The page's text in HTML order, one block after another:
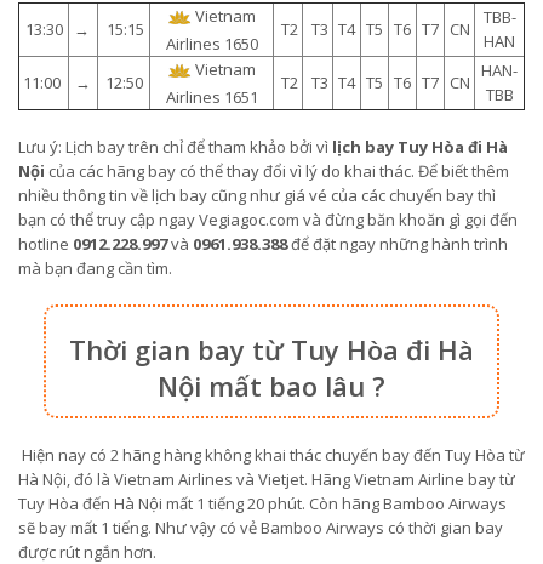
13:30 → 15:15
Vietnam
Airlines 1650
T2 T3 T4 T5 T6 T7 CN
TBB-
HAN
11:00
→ 12:50
Vietnam
Airlines 1651
T2 T3 T4 T5 T6 T7 CN
HAN-
TBB
Lưu ý: Lịch bay trên chỉ để tham khảo bởi vì lịch bay Tuy Hòa đi Hà
Nội của các hãng bay có thể thay đổi vì lý do khai thác. Để biết thêm
nhiều thông tin về lịch bay cũng như giá vé của các chuyến bay thì
bạn có thể truy cập ngay Vegiagoc.com và đừng băn khoăn gì gọi đến
hotline 0912.228.997và 0961.938.388để đặt ngay những hành trình
mà bạn đang cần tìm.
Thời gian bay từ Tuy Hòa đi Hà
Nội mất bao lâu ?
Hiện nay có 2 hãng hàng không khai thác chuyến bay đến Tuy Hòa từ
Hà Nội, đó là Vietnam Airlines và Vietjet. Hãng Vietnam Airline bay từ
Tuy Hòa đến Hà Nội mất 1 tiếng 20 phút. Còn hãng Bamboo Airways
sẽ bay mất 1 tiếng. Như vậy có vẻ Bamboo Airways có thời gian bay
được rút ngắn hơn.